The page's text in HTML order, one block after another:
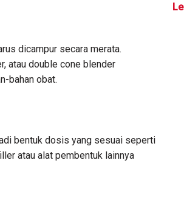
dicampur secara merata.
atau double cone blender
bahan obat.
bentuk dosis yang sesuai seperti
atau alat pembentuk lainnya